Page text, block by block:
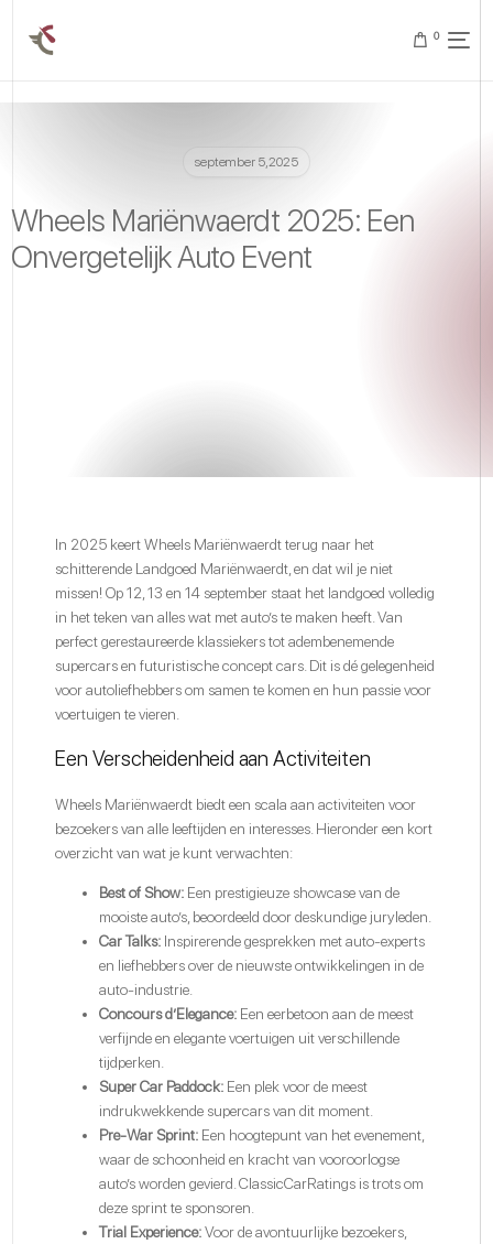
0
september 5, 2025
Wheels Mariënwaerdt 2025: Een
Onvergetelijk Auto Event
In 2025 keertWheels Mariënwaerdtterug naar het
schitterende Landgoed Mariënwaerdt, en dat wil je niet
missen! Op 12, 13 en 14 september staat het landgoed volledig
in het teken van alles wat met auto’s te maken heeft. Van
perfect gerestaureerde klassiekers tot adembenemende
supercars en futuristische concept cars. Dit is dé gelegenheid
voor autoliefhebbers om samen te komen en hun passie voor
voertuigen te vieren.
Een Verscheidenheid aan Activiteiten
Wheels Mariënwaerdt biedt een scala aan activiteiten voor
bezoekers van alle leeftijden en interesses. Hieronder een kort
overzicht van wat je kunt verwachten:
Best of Show: Een prestigieuze showcase van de
mooiste auto’s, beoordeeld door deskundige juryleden.
Car Talks: Inspirerende gesprekken met auto-experts
en liefhebbers over de nieuwste ontwikkelingen in de
auto-industrie.
Concours d’Elegance: Een eerbetoon aan de meest
verfijnde en elegante voertuigen uit verschillende
tijdperken.
Super Car Paddock: Een plek voor de meest
indrukwekkende supercars van dit moment.
Pre-War Sprint: Een hoogtepunt van het evenement,
waar de schoonheid en kracht van vooroorlogse
auto’s worden gevierd. ClassicCarRatings is trots om
deze sprint te sponsoren.
Trial Experience:Voor de avontuurlijke bezoekers,